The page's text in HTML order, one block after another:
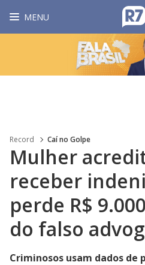
MENU
Record Caí no Golpe
Mulher
receber
perde R$
do falso
Criminosos usam dados de